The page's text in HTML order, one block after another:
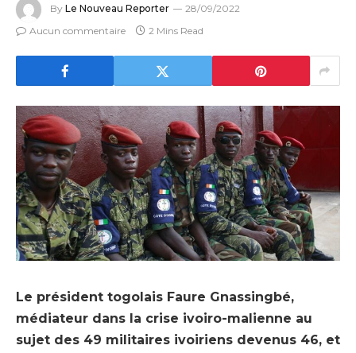
By Le Nouveau Reporter
28/09/2022
Aucun commentaire
2 Mins Read
Le président togolais Faure Gnassingbé,
médiateur dans la crise ivoiro-malienne au
sujet des 49 militaires ivoiriens devenus 46, et